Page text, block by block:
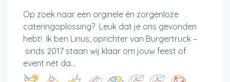
Op zoek naar een orginele én zorgenloze
cateringoplossing? Leuk dat je ons gevonden
hebt! Ik ben Linus, oprichter van Burgertruck –
sinds 2017 staan wij klaar om jouw feest of
event nét da...